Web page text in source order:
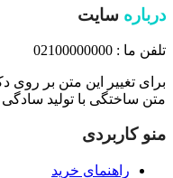
درباره سایت
تلفن ما : 02100000000
برای تغییر این متن بر روی
متن ساختگی با تولید
منو کاربردی
راهنمای خرید